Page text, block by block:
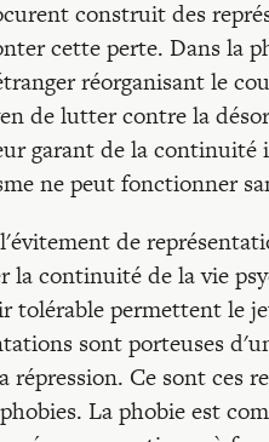
construit des
cette perte. Dans la
réorganisant le
de lutter contre la
garant de la continuité
ne peut fonctionner
de
la continuité de la vie
tolérable permettent le
sont porteuses
répression. Ce sont ces
La phobie est